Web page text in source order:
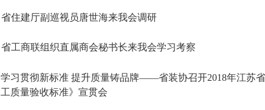
省住建厅副巡视员唐世海来我会调研
省工商联组织直属商会秘书长来我会学习考察
学习贯彻新标准 提升质量铸品牌——省装协召开2018年江苏
工质量验收标准》宣贯会